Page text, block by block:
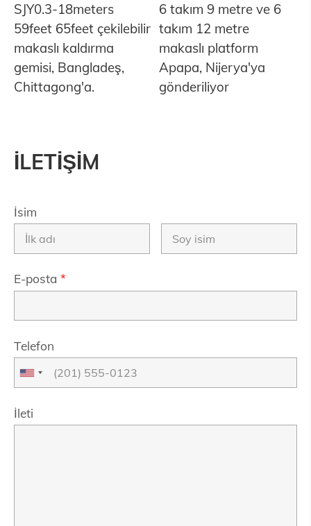
SJY0.3-18meters
59feet 65feet çekilebilir
makaslı kaldırma
gemisi, Bangladeş,
Chittagong'a.
6 takım 9 metre ve 6
takım 12 metre
makaslı platform
Apapa, Nijerya'ya
gönderiliyor
İLETİŞİM
İsim
E-posta *
Telefon
İleti